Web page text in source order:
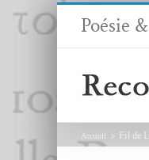
Passer
Poésie
Accueil Fil de